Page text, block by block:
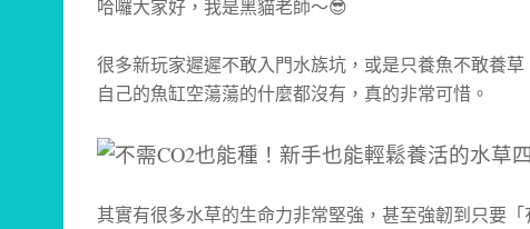
哈囉大家好，我是黑貓老師～😎
很多新玩家遲遲不敢入門水族坑，或是只養魚不敢養
自己的魚缸空蕩蕩的什麼都沒有，真的非常可惜。
其實有很多水草的生命力非常堅強，甚至強韌到只要